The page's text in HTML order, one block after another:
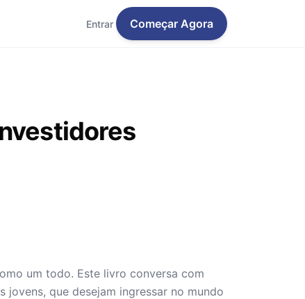
Entrar Começar Agora
um todo. Este livro conversa com
que desejam ingressar no mundo